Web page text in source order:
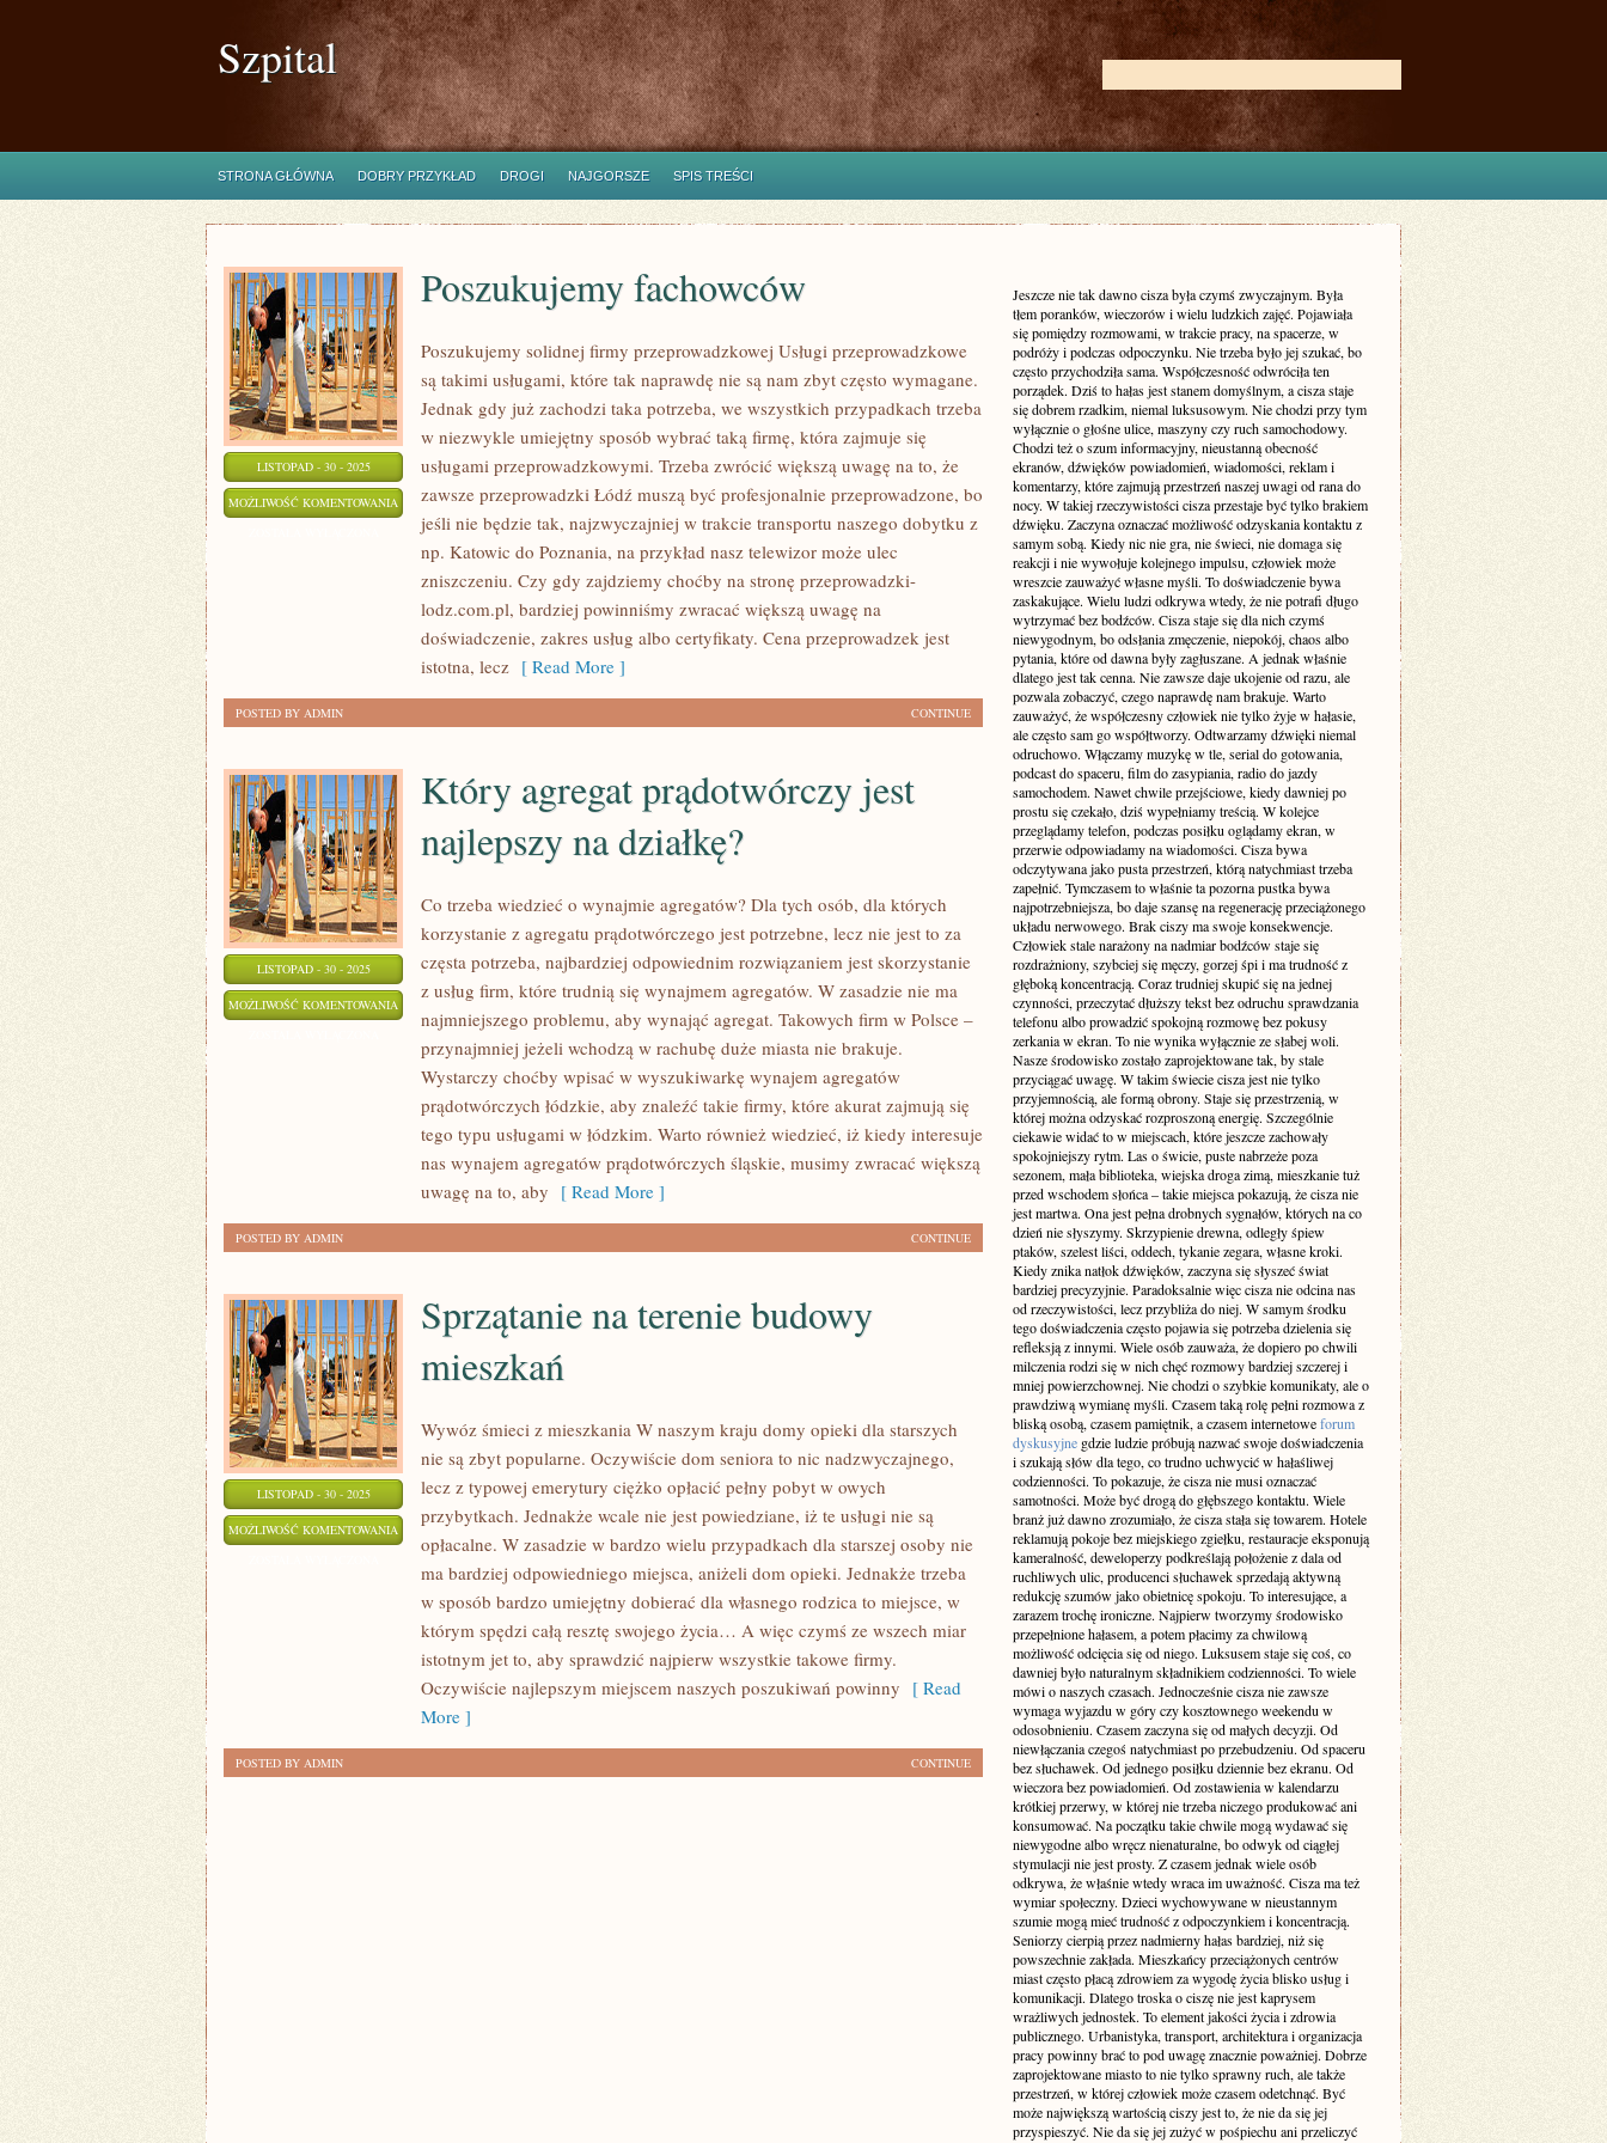
Szpital
STRONA GŁÓWNA DOBRY PRZYKŁAD DROGI NAJGORSZE SPIS TREŚCI
LISTOPAD - 30 - 2025
MOŻLIWOŚĆ KOMENTOWANIA POSZUKUJEMY
FACHOWCÓW
Poszukujemy fachowców
Poszukujemy solidnej firmy przeprowadzkowej Usługi przeprowadzkowe
są takimi usługami, które tak naprawdę nie są nam zbyt często wymagane.
Jednak gdy już zachodzi taka potrzeba, we wszystkich przypadkach trzeba
w niezwykle umiejętny sposób wybrać taką firmę, która zajmuje się
usługami przeprowadzkowymi. Trzeba zwrócić większą uwagę na to, że
zawsze przeprowadzki Łódź muszą być profesjonalnie przeprowadzone, bo
jeśli nie będzie tak, najzwyczajniej w trakcie transportu naszego dobytku z
np. Katowic do Poznania, na przykład nasz telewizor może ulec
zniszczeniu. Czy gdy zajdziemy choćby na stronę przeprowadzki-
lodz.com.pl, bardziej powinniśmy zwracać większą uwagę na
doświadczenie, zakres usług albo certyfikaty. Cena przeprowadzek jest
istotna, lecz [ Read More ]
CONTINUE
POSTED BY ADMIN
LISTOPAD - 30 - 2025
MOŻLIWOŚĆ KOMENTOWANIA
AGREGAT
PRĄDOTWÓRCZY
Który agregat prądotwórczy jest
najlepszy na działkę?
Co trzeba wiedzieć o wynajmie agregatów? Dla tych osób, dla których
korzystanie z agregatu prądotwórczego jest potrzebne, lecz nie jest to za
częsta potrzeba, najbardziej odpowiednim rozwiązaniem jest skorzystanie
z usług firm, które trudnią się wynajmem agregatów. W zasadzie nie ma
najmniejszego problemu, aby wynająć agregat. Takowych firm w Polsce –
przynajmniej jeżeli wchodzą w rachubę duże miasta nie brakuje.
Wystarczy choćby wpisać w wyszukiwarkę wynajem agregatów
prądotwórczych łódzkie, aby znaleźć takie firmy, które akurat zajmują się
tego typu usługami w łódzkim. Warto również wiedzieć, iż kiedy interesuje
nas wynajem agregatów prądotwórczych śląskie, musimy zwracać większą
uwagę na to, aby [ Read More ]
CONTINUE
POSTED BY ADMIN
LISTOPAD - 30 - 2025
MOŻLIWOŚĆ KOMENTOWANIA SPRZĄTANIE
Sprzątanie na terenie budowy
mieszkań
Wywóz śmieci z mieszkania W naszym kraju domy opieki dla starszych
nie są zbyt popularne. Oczywiście dom seniora to nic nadzwyczajnego,
lecz z typowej emerytury ciężko opłacić pełny pobyt w owych
przybytkach. Jednakże wcale nie jest powiedziane, iż te usługi nie są
opłacalne. W zasadzie w bardzo wielu przypadkach dla starszej osoby nie
ma bardziej odpowiedniego miejsca, aniżeli dom opieki. Jednakże trzeba
w sposób bardzo umiejętny dobierać dla własnego rodzica to miejsce, w
którym spędzi całą resztę swojego życia… A więc czymś ze wszech miar
istotnym jet to, aby sprawdzić najpierw wszystkie takowe firmy.
Oczywiście najlepszym miejscem naszych poszukiwań powinny [ Read
More ]
CONTINUE
POSTED BY ADMIN
Jeszcze nie tak dawno cisza była czymś zwyczajnym. Była
tłem poranków, wieczorów i wielu ludzkich zajęć. Pojawiała
się pomiędzy rozmowami, w trakcie pracy, na spacerze, w
podróży i podczas odpoczynku. Nie trzeba było jej szukać, bo
często przychodziła sama. Współczesność odwróciła ten
porządek. Dziś to hałas jest stanem domyślnym, a cisza staje
się dobrem rzadkim, niemal luksusowym. Nie chodzi przy tym
wyłącznie o głośne ulice, maszyny czy ruch samochodowy.
Chodzi też o szum informacyjny, nieustanną obecność
ekranów, dźwięków powiadomień, wiadomości, reklam i
komentarzy, które zajmują przestrzeń naszej uwagi od rana do
nocy. W takiej rzeczywistości cisza przestaje być tylko brakiem
dźwięku. Zaczyna oznaczać możliwość odzyskania kontaktu z
samym sobą. Kiedy nic nie gra, nie świeci, nie domaga się
reakcji i nie wywołuje kolejnego impulsu, człowiek może
wreszcie zauważyć własne myśli. To doświadczenie bywa
zaskakujące. Wielu ludzi odkrywa wtedy, że nie potrafi długo
wytrzymać bez bodźców. Cisza staje się dla nich czymś
niewygodnym, bo odsłania zmęczenie, niepokój, chaos albo
pytania, które od dawna były zagłuszane. A jednak właśnie
dlatego jest tak cenna. Nie zawsze daje ukojenie od razu, ale
pozwala zobaczyć, czego naprawdę nam brakuje. Warto
zauważyć, że współczesny człowiek nie tylko żyje w hałasie,
ale często sam go współtworzy. Odtwarzamy dźwięki niemal
odruchowo. Włączamy muzykę w tle, serial do gotowania,
podcast do spaceru, film do zasypiania, radio do jazdy
samochodem. Nawet chwile przejściowe, kiedy dawniej po
prostu się czekało, dziś wypełniamy treścią. W kolejce
przeglądamy telefon, podczas posiłku oglądamy ekran, w
przerwie odpowiadamy na wiadomości. Cisza bywa
odczytywana jako pusta przestrzeń, którą natychmiast trzeba
zapełnić. Tymczasem to właśnie ta pozorna pustka bywa
najpotrzebniejsza, bo daje szansę na regenerację przeciążonego
układu nerwowego. Brak ciszy ma swoje konsekwencje.
Człowiek stale narażony na nadmiar bodźców staje się
rozdrażniony, szybciej się męczy, gorzej śpi i ma trudność z
głęboką koncentracją. Coraz trudniej skupić się na jednej
czynności, przeczytać dłuższy tekst bez odruchu sprawdzania
telefonu albo prowadzić spokojną rozmowę bez pokusy
zerkania w ekran. To nie wynika wyłącznie ze słabej woli.
Nasze środowisko zostało zaprojektowane tak, by stale
przyciągać uwagę. W takim świecie cisza jest nie tylko
przyjemnością, ale formą obrony. Staje się przestrzenią, w
której można odzyskać rozproszoną energię. Szczególnie
ciekawie widać to w miejscach, które jeszcze zachowały
spokojniejszy rytm. Las o świcie, puste nabrzeże poza
sezonem, mała biblioteka, wiejska droga zimą, mieszkanie tuż
przed wschodem słońca – takie miejsca pokazują, że cisza nie
jest martwa. Ona jest pełna drobnych sygnałów, których na co
dzień nie słyszymy. Skrzypienie drewna, odległy śpiew
ptaków, szelest liści, oddech, tykanie zegara, własne kroki.
Kiedy znika natłok dźwięków, zaczyna się słyszeć świat
bardziej precyzyjnie. Paradoksalnie więc cisza nie odcina nas
od rzeczywistości, lecz przybliża do niej. W samym środku
tego doświadczenia często pojawia się potrzeba dzielenia się
refleksją z innymi. Wiele osób zauważa, że dopiero po chwili
milczenia rodzi się w nich chęć rozmowy bardziej szczerej i
mniej powierzchownej. Nie chodzi o szybkie komunikaty, ale o
prawdziwą wymianę myśli. Czasem taką rolę pełni rozmowa z
bliską osobą, czasem pamiętnik, a czasem internetoweforum
dyskusyjne gdzie ludzie próbują nazwać swoje doświadczenia
i szukają słów dla tego, co trudno uchwycić w hałaśliwej
codzienności. To pokazuje, że cisza nie musi oznaczać
samotności. Może być drogą do głębszego kontaktu. Wiele
branż już dawno zrozumiało, że cisza stała się towarem. Hotele
reklamują pokoje bez miejskiego zgiełku, restauracje eksponują
kameralność, deweloperzy podkreślają położenie z dala od
ruchliwych ulic, producenci słuchawek sprzedają aktywną
redukcję szumów jako obietnicę spokoju. To interesujące, a
zarazem trochę ironiczne. Najpierw tworzymy środowisko
przepełnione hałasem, a potem płacimy za chwilową
możliwość odcięcia się od niego. Luksusem staje się coś, co
dawniej było naturalnym składnikiem codzienności. To wiele
mówi o naszych czasach. Jednocześnie cisza nie zawsze
wymaga wyjazdu w góry czy kosztownego weekendu w
odosobnieniu. Czasem zaczyna się od małych decyzji. Od
niewłączania czegoś natychmiast po przebudzeniu. Od spaceru
bez słuchawek. Od jednego posiłku dziennie bez ekranu. Od
wieczora bez powiadomień. Od zostawienia w kalendarzu
krótkiej przerwy, w której nie trzeba niczego produkować ani
konsumować. Na początku takie chwile mogą wydawać się
niewygodne albo wręcz nienaturalne, bo odwyk od ciągłej
stymulacji nie jest prosty. Z czasem jednak wiele osób
odkrywa, że właśnie wtedy wraca im uważność. Cisza ma też
wymiar społeczny. Dzieci wychowywane w nieustannym
szumie mogą mieć trudność z odpoczynkiem i koncentracją.
Seniorzy cierpią przez nadmierny hałas bardziej, niż się
powszechnie zakłada. Mieszkańcy przeciążonych centrów
miast często płacą zdrowiem za wygodę życia blisko usług i
komunikacji. Dlatego troska o ciszę nie jest kaprysem
wrażliwych jednostek. To element jakości życia i zdrowia
publicznego. Urbanistyka, transport, architektura i organizacja
pracy powinny brać to pod uwagę znacznie poważniej. Dobrze
zaprojektowane miasto to nie tylko sprawny ruch, ale także
przestrzeń, w której człowiek może czasem odetchnąć. Być
może największą wartością ciszy jest to, że nie da się jej
przyspieszyć. Nie da się jej zużyć w pośpiechu ani przeliczyć